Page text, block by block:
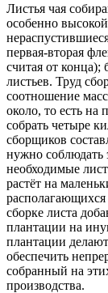
Листья чая
особенно
первая-вторая
считая от конца);
листьев. Труд
соотношение
около, то есть на
собрать четыре
сборщиков
нужно соблюдать
необходимые
растёт на
располагающихся
сборке листа
плантации на
плантации
обеспечить
собранный на
производства.